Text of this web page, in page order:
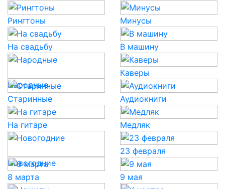
Рингтоны Минусы
На свадьбу В машину
Народные
Каверы
Старинные Аудиокниги
На гитаре Медляк
Новогодние
23 февраля
8 марта 9 мая